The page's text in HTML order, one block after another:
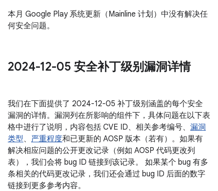
本月 Google Play 系统更新（Mainline 计划）中没有解决任
何安全问题。
2024-12-05 安全补丁级别漏洞详情
我们在下面提供了 2024-12-05 补丁级别涵盖的每个安全
漏洞的详情。漏洞列在所影响的组件下，具体问题在以下表
格中进行了说明，内容包括 CVE ID、相关参考编号、 漏洞
类型、 严重程度和已更新的 AOSP 版本（若有）。如果有
解决相应问题的公开更改记录（例如 AOSP 代码更改列
表），我们会将 bug ID 链接到该记录。 如果某个 bug 有多
条相关的代码更改记录，我们还会通过 bug ID 后面的数字
链接到更多参考内容。